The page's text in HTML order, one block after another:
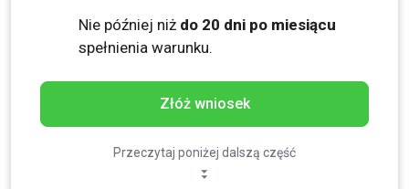
Nie później niż do 20 dni po miesiącu
spełnienia warunku.
Złóż wniosek
Przeczytaj poniżej dalszą część